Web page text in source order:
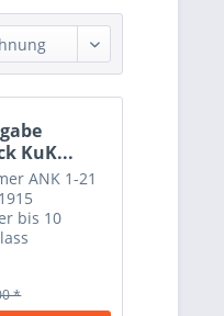
KuK...
ANK 1-21
bis 10
*